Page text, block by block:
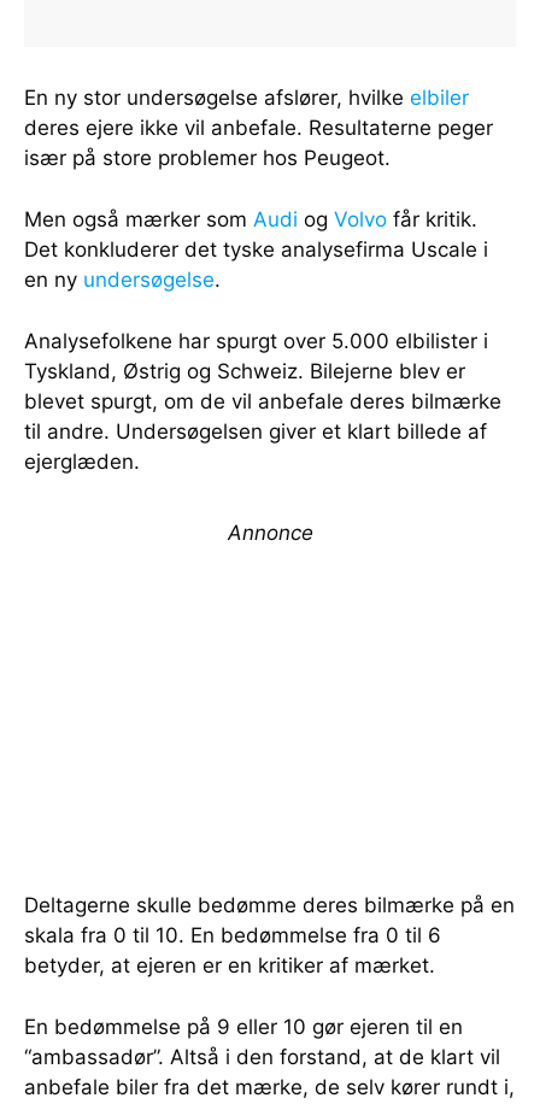
En ny stor undersøgelse afslører, hvilke elbiler
deres ejere ikke vil anbefale. Resultaterne peger
især på store problemer hos Peugeot.
Men også mærker som Audi og Volvo får kritik.
Det konkluderer det tyske analysefirma Uscale i
en ny undersøgelse.
Analysefolkene har spurgt over 5.000 elbilister i
Tyskland, Østrig og Schweiz. Bilejerne blev er
blevet spurgt, om de vil anbefale deres bilmærke
til andre. Undersøgelsen giver et klart billede af
ejerglæden.
Annonce
Deltagerne skulle bedømme deres bilmærke på en
skala fra 0 til 10. En bedømmelse fra 0 til 6
betyder, at ejeren er en kritiker af mærket.
En bedømmelse på 9 eller 10 gør ejeren til en
“ambassadør”. Altså i den forstand, at de klart vil
anbefale biler fra det mærke, de selv kører rundt i,